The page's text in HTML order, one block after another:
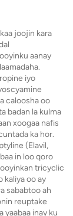
joojin kara
aanay
iyo
caloosha oo
badan la kulma
xoogaa nafis
ka hor.
(Elavil,
in loo qoro
tricyclic
kaliya oo ay
sababtoo ah
reuptake
yaabaa inay ku